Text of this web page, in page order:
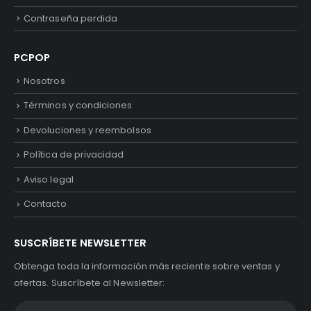
Contraseña perdida
PCPOP
Nosotros
Términos y condiciones
Devoluciones y reembolsos
Política de privacidad
Aviso legal
Contacto
SUSCRÍBETE NEWSLETTER
Obtenga toda la información más reciente sobre ventas y
ofertas. Suscríbete al Newsletter: